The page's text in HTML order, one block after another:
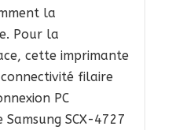
la
Pour la
cette imprimante
filaire
PC
Samsung SCX-4727